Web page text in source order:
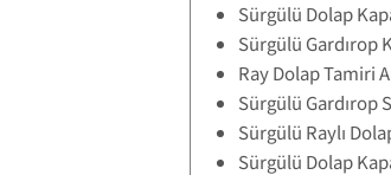
Sürgülü Dolap
Sürgülü Gardırop
Ray Dolap Tamiri
Sürgülü Gardırop
Sürgülü Raylı
Sürgülü Dolap